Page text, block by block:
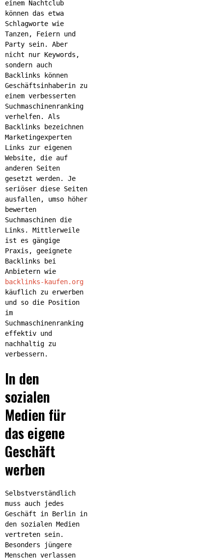
einem Nachtclub
können das etwa
Schlagworte wie
Tanzen, Feiern und
Party sein. Aber
nicht nur Keywords,
sondern auch
Backlinks können
Geschäftsinhaberin zu
einem verbesserten
Suchmaschinenranking
verhelfen. Als
Backlinks bezeichnen
Marketingexperten
Links zur eigenen
Website, die auf
anderen Seiten
gesetzt werden. Je
seriöser diese Seiten
ausfallen, umso höher
bewerten
Suchmaschinen die
Links. Mittlerweile
ist es gängige
Praxis, geeignete
Backlinks bei
Anbietern wie
backlinks-kaufen.org
käuflich zu erwerben
und so die Position
im
Suchmaschinenranking
effektiv und
nachhaltig zu
verbessern.
In den
sozialen
Medien für
das eigene
Geschäft
werben
Selbstverständlich
muss auch jedes
Geschäft in Berlin in
den sozialen Medien
vertreten sein.
Besonders jüngere
Menschen verlassen